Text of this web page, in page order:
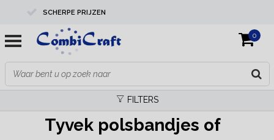
SCHERPE PRIJZEN
PROFESSIONELE KWALITEIT
EXPERTS IN MAATWERK
0
FILTERS
Tyvek polsbandjes of